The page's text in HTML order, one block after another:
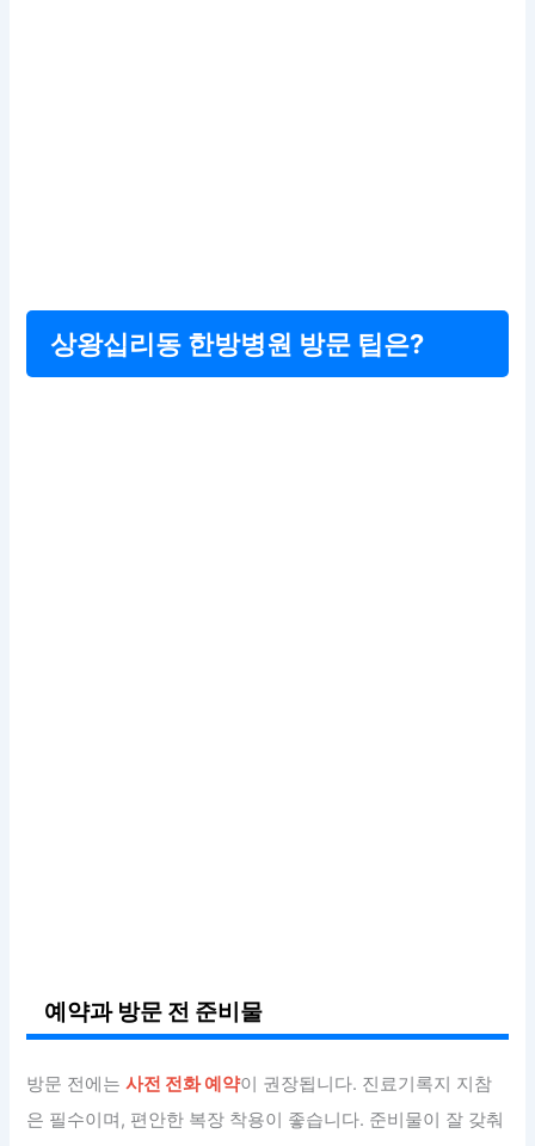
상왕십리동 한방병원 방문 팁은?
예약과 방문 전 준비물
방문 전에는사전 전화 예약이 권장됩니다. 진료기록지 지참
은 필수이며, 편안한 복장 착용이 좋습니다. 준비물이 잘 갖춰